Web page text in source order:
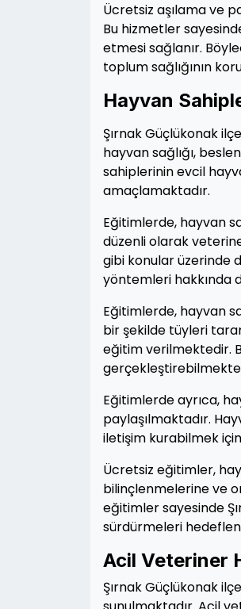
Ücretsiz aşılama ve
Bu hizmetler
etmesi sağlanır.
toplum sağlığının
Hayvan
Şırnak Güçlükonak
hayvan sağlığı,
sahiplerinin evcil
amaçlamaktadır.
Eğitimlerde, hayvan
düzenli olarak
gibi konular üzerinde
yöntemleri hakkında
Eğitimlerde, hayvan
bir şekilde tüyleri
eğitim verilmektedir.
Eğitimlerde ayrıca,
paylaşılmaktadır.
iletişim kurabilmek
Ücretsiz eğitimler,
bilinçlenmelerine ve
eğitimler sayesinde
sürdürmeleri
Acil Veteriner
Şırnak Güçlükonak